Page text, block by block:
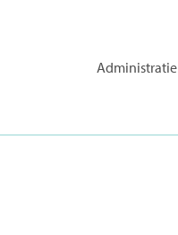
Administratie